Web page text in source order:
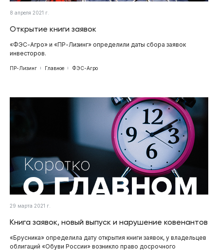
8 апреля 2021 г.
Открытие книги заявок
«ФЭС-Агро» и «ПР-Лизинг» определили даты сбора заявок
инвесторов.
ПР-Лизинг Главное ФЭС-Агро
29 марта 2021 г.
Книга заявок, новый выпуск и нарушение ковенантов
«Брусника» определила дату открытия книги заявок, у владельцев
облигаций «Обуви России» возникло право досрочного